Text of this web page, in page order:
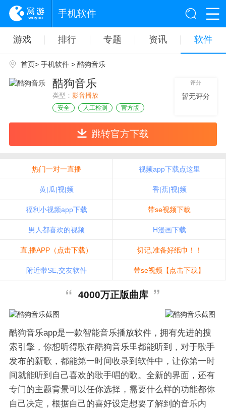
手机软件
游戏 排行 专题 资讯 软件
首页> 手机软件> 酷狗音乐
酷狗音乐
类型： 影音播放
安全 人工检测 官方版
评分
暂无评分
跳转官方下载
热门一对一直播 视频app下载点这里
黄|瓜|视|频 香|蕉|视|频
福利小视频app下载 带se视频下载
男人都喜欢的视频 H漫画下载
直,播APP（点击下载） 切记,准备好纸巾！！
附近带SE,交友软件 带se视频【点击下载】
4000万正版曲库
酷狗音乐app是一款智能音乐播放软件，拥有先进的搜
索引擎，你想听得歌在酷狗音乐里都能听到，对于歌手
发布的新歌，都能第一时间收录到软件中，让你第一时
间就能听到自己喜欢的歌手唱的歌。全新的界面，还有
专门的主题背景可以任你选择，需要什么样的功能都你
自己决定，根据自己的喜好设定想要了解到的音乐内